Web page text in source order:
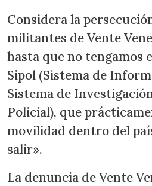
Considera la
militantes de Vente
hasta que no tengamos
Sipol (Sistema de
Sistema de
Policial), que
movilidad dentro del
salir».
La denuncia de Vente